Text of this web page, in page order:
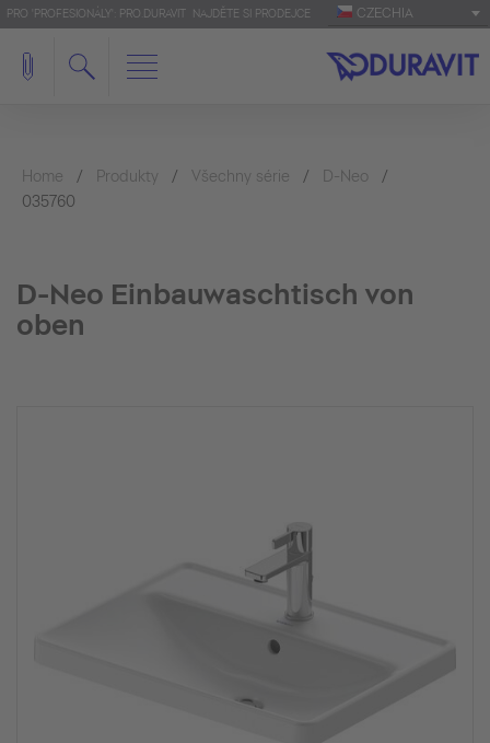
PRO 'PROFESIONÁLY': PRO.DURAVIT NAJDĚTE SI PRODEJCE CZECHIA
Home Produkty Všechny série
D-Neo
035760
D-Neo Einbauwaschtisch von
oben